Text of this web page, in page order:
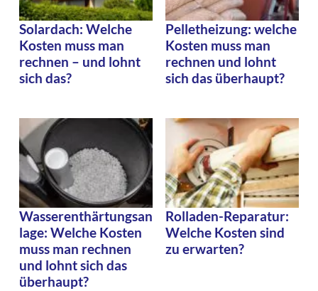
Solardach: Welche
Kosten muss man
rechnen – und lohnt
sich das?
Pelletheizung: welche
Kosten muss man
rechnen und lohnt
sich das überhaupt?
Wasserenthärtungsan
lage: Welche Kosten
muss man rechnen
und lohnt sich das
überhaupt?
Rolladen-Reparatur:
Welche Kosten sind
zu erwarten?